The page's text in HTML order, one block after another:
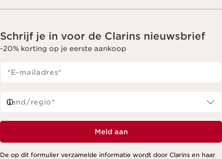
Schrijf je in voor de Clarins nieuwsbrief
-20% korting op je eerste aankoop
*E-mailadres*
Land/regio*
Meld aan
De op dit formulier verzamelde informatie wordt door Clarins en haar